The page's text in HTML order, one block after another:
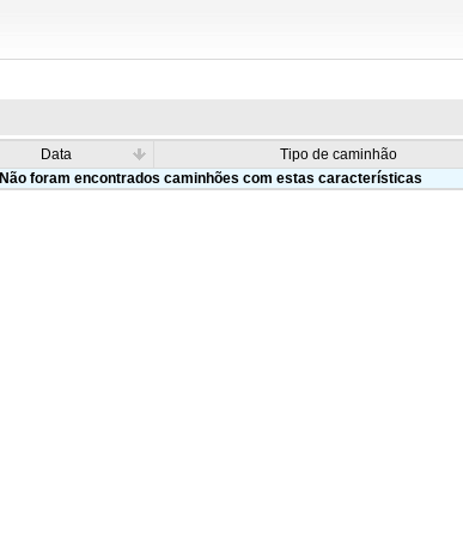
Data Tipo de caminhão
Não foram encontrados caminhões com estas características